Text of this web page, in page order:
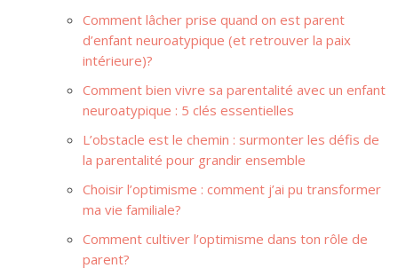
Comment lâcher prise quand on est parent
d’enfant neuroatypique (et retrouver la paix
intérieure)?
Comment bien vivre sa parentalité avec un enfant
neuroatypique : 5 clés essentielles
L’obstacle est le chemin : surmonter les défis de
la parentalité pour grandir ensemble
Choisir l’optimisme : comment j’ai pu transformer
ma vie familiale?
Comment cultiver l’optimisme dans ton rôle de
parent?